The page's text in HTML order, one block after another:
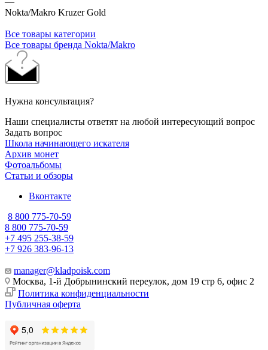
Nokta/Makro Kruzer Gold
Все товары категории
Все товары бренда Nokta/Makro
Нужна консультация?
Наши специалисты ответят на любой интересующий вопрос
Задать вопрос
Школа начинающего искателя
Архив монет
Фотоальбомы
Статьи и обзоры
Вконтакте
8 800 775-70-59
8 800 775-70-59
+7 495 255-38-59
+7 926 383-96-13
manager@kladpoisk.com
Москва, 1-й Добрынинский переулок, дом 19 стр 6, офис 2
Политика конфиденциальности
Публичная оферта